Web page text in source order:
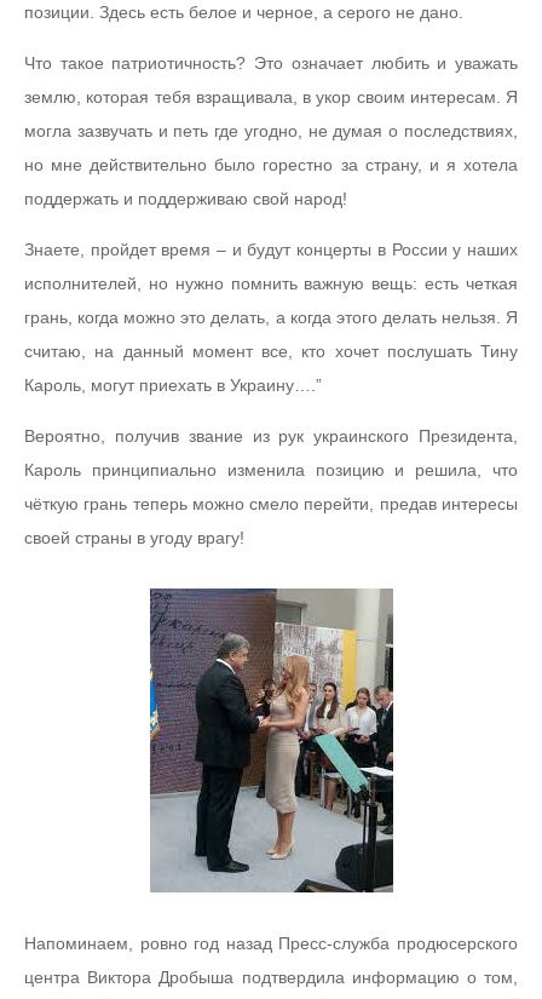
позиции. Здесь есть белое и черное, а серого не дано.
Что такое патриотичность? Это означает любить и уважать
землю, которая тебя взращивала, в укор своим интересам. Я
могла зазвучать и петь где угодно, не думая о последствиях,
но мне действительно было горестно за страну, и я хотела
поддержать и поддерживаю свой народ!
Знаете, пройдет время – и будут концерты в России у наших
исполнителей, но нужно помнить важную вещь: есть четкая
грань, когда можно это делать, а когда этого делать нельзя. Я
считаю, на данный момент все, кто хочет послушать Тину
Кароль, могут приехать в Украину….”
Вероятно, получив звание из рук украинского Президента,
Кароль принципиально изменила позицию и решила, что
чёткую грань теперь можно смело перейти, предав интересы
своей страны в угоду врагу!
Напоминаем, ровно год назад Пресс-служба продюсерского
центра Виктора Дробыша подтвердила информацию о том,